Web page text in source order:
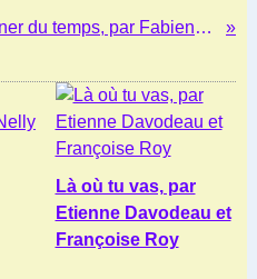
Ce livre vous fera gagner du temps, par Fabien Olicard
Là où tu vas, par
Etienne Davodeau et
Françoise Roy